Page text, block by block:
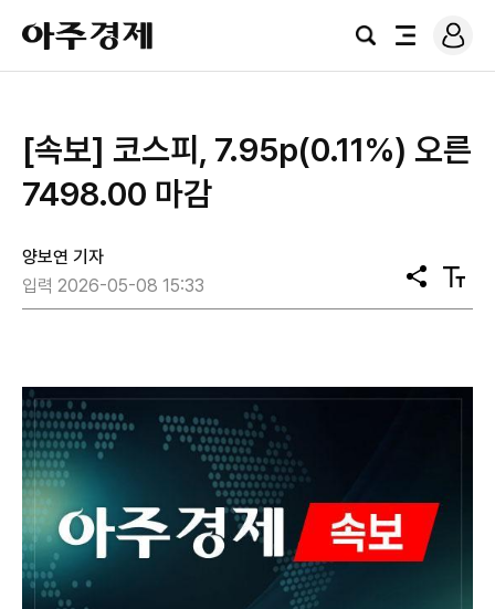
아
주
경
검
전
로
그
[속보] 코스피, 7.95p(0.11%) 오른
7498.00 마감
양보연 기자
입력 2026-05-08 15:33
공
유
텍
스